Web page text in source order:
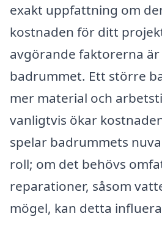
exakt uppfattning om
kostnaden för ditt
avgörande faktorerna
badrummet. Ett större
mer material och
vanligtvis ökar
spelar badrummets
roll; om det behövs
reparationer, såsom
mögel, kan detta